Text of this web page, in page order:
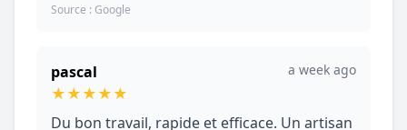
Source : Google
pascal
★★★★★
a week ago
Du bon travail, rapide et efficace. Un artisan